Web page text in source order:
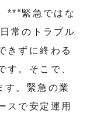
**“緊急ではな
常のトラブル
きずに終わる
す。そこで、
す。緊急の業
スで安定運用